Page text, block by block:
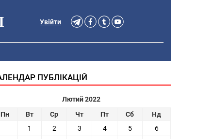
Увійти
ПУБЛІКАЦІЙ
Лютий 2022
Пн
Вт Ср Чт Пт Сб
Нд
1
2 3 4 5
6